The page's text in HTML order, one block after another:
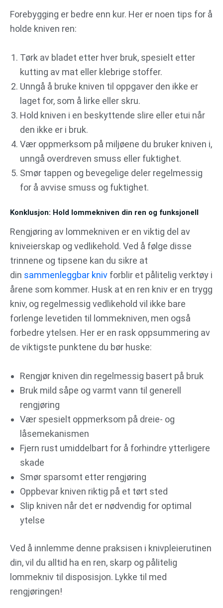
Forebygging er bedre enn kur. Her er noen tips for å
holde kniven ren:
Tørk av bladet etter hver bruk, spesielt etter
kutting av mat eller klebrige stoffer.
Unngå å bruke kniven til oppgaver den ikke er
laget for, som å lirke eller skru.
Hold kniven i en beskyttende slire eller etui når
den ikke er i bruk.
Vær oppmerksom på miljøene du bruker kniven i,
unngå overdreven smuss eller fuktighet.
Smør tappen og bevegelige deler regelmessig
for å avvise smuss og fuktighet.
Konklusjon: Hold lommekniven din ren og funksjonell
Rengjøring av lommekniven er en viktig del av
kniveierskap og vedlikehold. Ved å følge disse
trinnene og tipsene kan du sikre at
din sammenleggbar kniv forblir et pålitelig verktøy i
årene som kommer. Husk at en ren kniv er en trygg
kniv, og regelmessig vedlikehold vil ikke bare
forlenge levetiden til lommekniven, men også
forbedre ytelsen. Her er en rask oppsummering av
de viktigste punktene du bør huske:
Rengjør kniven din regelmessig basert på bruk
Bruk mild såpe og varmt vann til generell
rengjøring
Vær spesielt oppmerksom på dreie- og
låsemekanismen
Fjern rust umiddelbart for å forhindre ytterligere
skade
Smør sparsomt etter rengjøring
Oppbevar kniven riktig på et tørt sted
Slip kniven når det er nødvendig for optimal
ytelse
Ved å innlemme denne praksisen i knivpleierutinen
din, vil du alltid ha en ren, skarp og pålitelig
lommekniv til disposisjon. Lykke til med
rengjøringen!